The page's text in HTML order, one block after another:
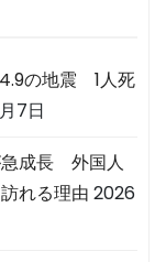
の地震 1人死
7日
急成長 外国人
れる理由 2026